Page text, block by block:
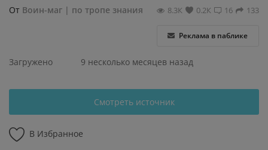
От Воин-маг | по тропе знания 133
16
0.2К
8.3К
Реклама в паблике
Загружено 9 несколько месяцев назад
Смотреть источник
В Избранное